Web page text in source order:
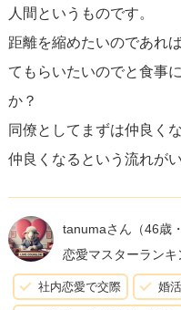
点の彼女の気持ちを無視
は、関係悪化に繋がりか
反応を注意深く捉え、彼
めていくようにしましょ
は未知数ですが、まずは
トナーとしての関係を築
人間というものです。
距離を縮めたいのであれ
てもらいたいのでと食事
か？
同僚としてまずは仲良く
仲良くなるという流れが
tanumaさん （46歳
恋愛マスターランキ
社内恋愛で交際 婚